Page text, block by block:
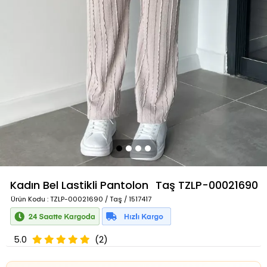
Kadın Bel Lastikli Pantolon Taş TZLP-00021690
Ürün Kodu : TZLP-00021690 / Taş / 1517417
5.0 (2)